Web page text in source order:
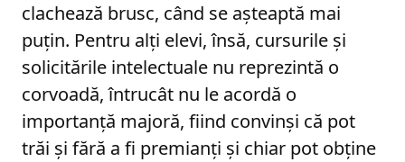
clachează brusc, când se așteaptă mai
puțin. Pentru alți elevi, însă, cursurile și
solicitările intelectuale nu reprezintă o
corvoadă, întrucât nu le acordă o
importanță majoră, fiind convinși că pot
trăi și fără a fi premianți și chiar pot obține